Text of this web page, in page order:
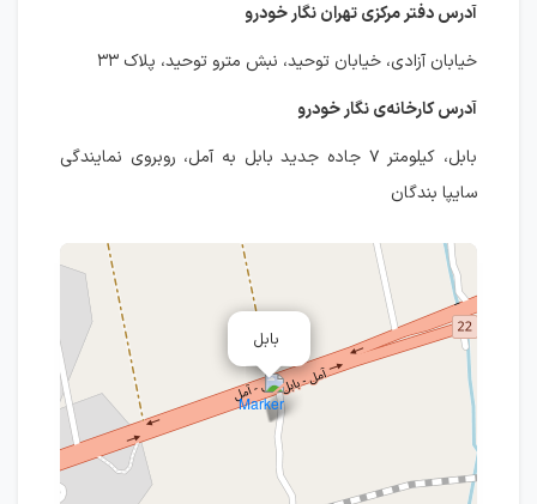
آدرس دفتر مرکزی تهران نگار خودرو
خیابان آزادی، خیابان توحید، نبش مترو توحید، پلاک ۳۳
آدرس کارخانه‌ی نگار خودرو
بابل، کیلومتر ۷ جاده جدید بابل به آمل، روبروی نمایندگی
سایپا بندگان
بابل